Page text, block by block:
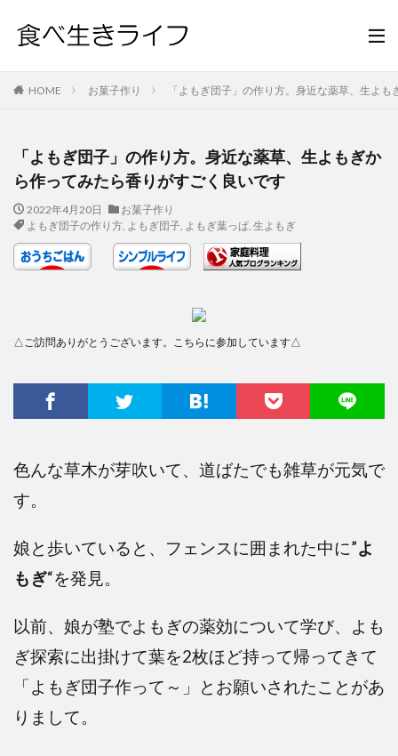
HOME お菓子作り 「よもぎ団子」の作り方。身近な薬草、生よ
「よもぎ団子」の作り方。身近な薬草、生よもぎか
ら作ってみたら香りがすごく良いです
2022年4月20日
お菓子作り
よもぎ団子の作り方, よもぎ団子, よもぎ葉っぱ, 生よもぎ
△ご訪問ありがとうございます。こちらに参加しています△
色んな草木が芽吹いて、道ばたでも雑草が元気で
す。
娘と歩いていると、フェンスに囲まれた中に”よ
もぎ“を発見。
以前、娘が塾でよもぎの薬効について学び、よも
ぎ探索に出掛けて葉を2枚ほど持って帰ってきて
「よもぎ団子作って～」とお願いされたことがあ
りまして。